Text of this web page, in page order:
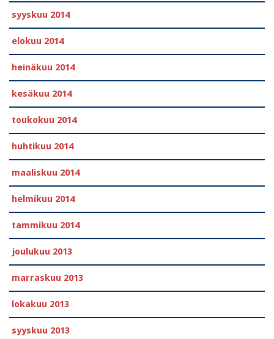
syyskuu 2014
elokuu 2014
heinäkuu 2014
kesäkuu 2014
toukokuu 2014
huhtikuu 2014
maaliskuu 2014
helmikuu 2014
tammikuu 2014
joulukuu 2013
marraskuu 2013
lokakuu 2013
syyskuu 2013